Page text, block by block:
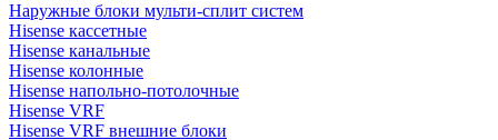
Наружные блоки мульти-сплит систем
Hisense кассетные
Hisense канальные
Hisense колонные
Hisense напольно-потолочные
Hisense VRF
Hisense VRF внешние блоки